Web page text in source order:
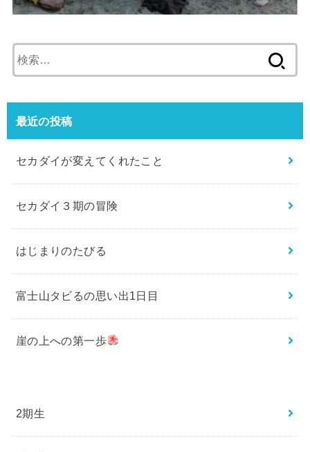
索:
最近の投稿
セカダイが変えてくれたこと
セカダイ３期の冒険
はじまりのたびる
富士山タビるの思い出1日目
崖の上への第一歩
2期生